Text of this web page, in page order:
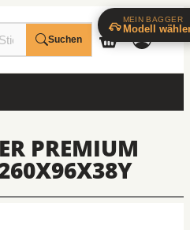
Suchen
PREMIUM
MEIN BAGGER
Modell